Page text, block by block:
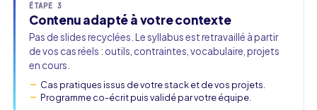
ÉTAPE 3
Contenu adapté à votre contexte
Pas de slides recyclées. Le syllabus est retravaillé à partir
de vos cas réels : outils, contraintes, vocabulaire, projets
en cours.
Cas pratiques issus de votre stack et de vos projets.
Programme co-écrit puis validé par votre équipe.